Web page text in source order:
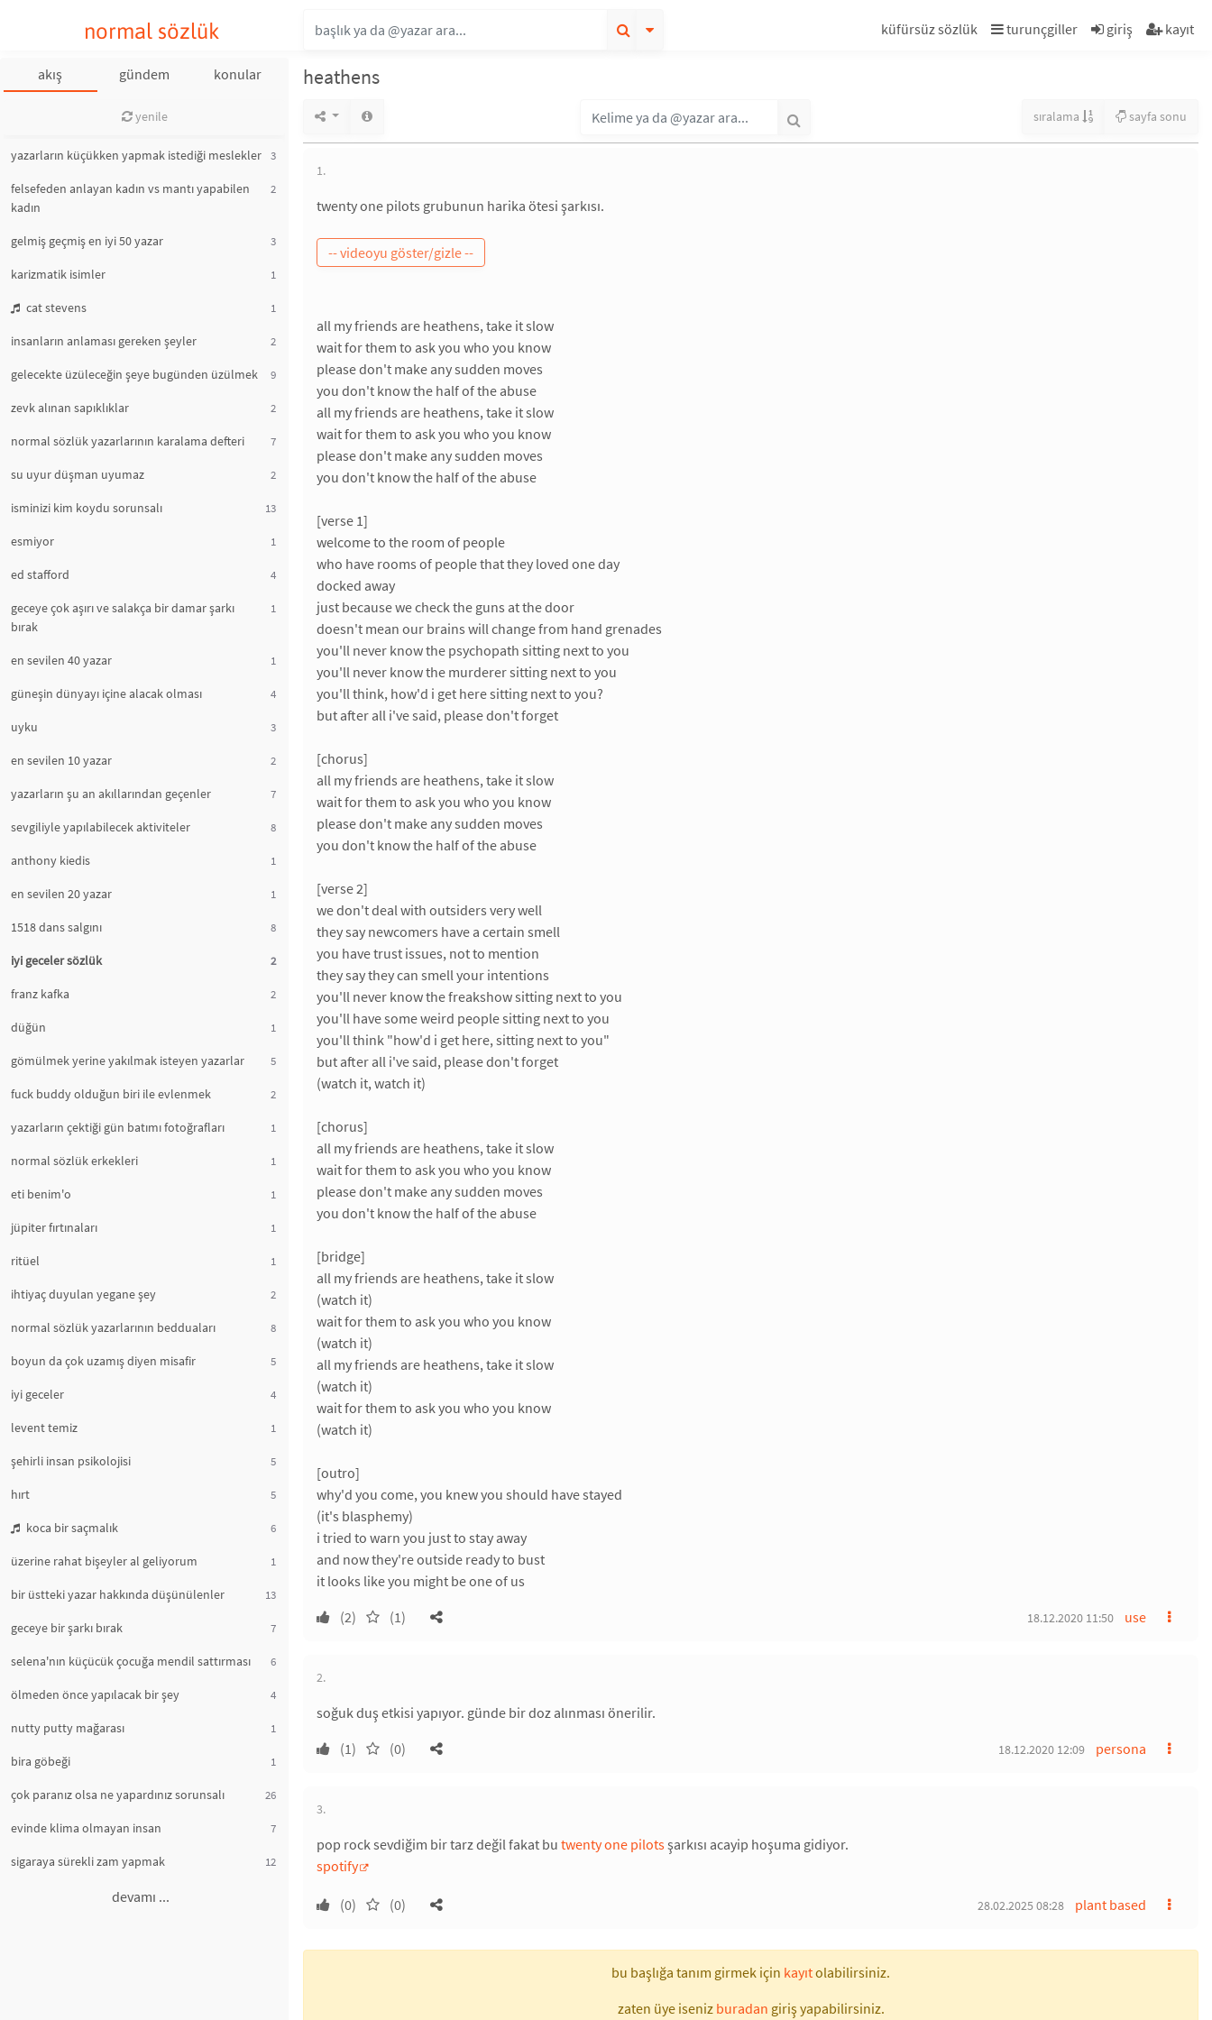
normal sözlük küfürsüz sözlük turunçgiller giriş kayıt
akış gündem konular
yenile
yazarların küçükken yapmak istediği meslekler 3
felsefeden anlayan kadın vs mantı yapabilen
kadın
2
gelmiş geçmiş en iyi 50 yazar 3
karizmatik isimler 1
cat stevens 1
insanların anlaması gereken şeyler 2
gelecekte üzüleceğin şeye bugünden üzülmek 9
zevk alınan sapıklıklar 2
normal sözlük yazarlarının karalama defteri 7
su uyur düşman uyumaz 2
isminizi kim koydu sorunsalı 13
esmiyor 1
ed stafford 4
geceye çok aşırı ve salakça bir damar şarkı
bırak
1
en sevilen 40 yazar 1
güneşin dünyayı içine alacak olması 4
uyku 3
en sevilen 10 yazar 2
yazarların şu an akıllarından geçenler 7
sevgiliyle yapılabilecek aktiviteler 8
anthony kiedis 1
en sevilen 20 yazar 1
1518 dans salgını 8
iyi geceler sözlük 2
franz kafka 2
düğün 1
gömülmek yerine yakılmak isteyen yazarlar 5
fuck buddy olduğun biri ile evlenmek 2
yazarların çektiği gün batımı fotoğrafları 1
normal sözlük erkekleri 1
eti benim'o 1
jüpiter fırtınaları 1
ritüel 1
ihtiyaç duyulan yegane şey 2
normal sözlük yazarlarının bedduaları 8
boyun da çok uzamış diyen misafir 5
iyi geceler 4
levent temiz 1
şehirli insan psikolojisi 5
hırt 5
koca bir saçmalık 6
üzerine rahat bişeyler al geliyorum 1
bir üstteki yazar hakkında düşünülenler 13
geceye bir şarkı bırak 7
selena'nın küçücük çocuğa mendil sattırması 6
ölmeden önce yapılacak bir şey 4
nutty putty mağarası 1
bira göbeği 1
çok paranız olsa ne yapardınız sorunsalı 26
evinde klima olmayan insan 7
sigaraya sürekli zam yapmak 12
devamı ...
heathens
sıralama sayfa sonu
1.
twenty one pilots grubunun harika ötesi şarkısı.
all my friends are heathens, take it slow
wait for them to ask you who you know
please don't make any sudden moves
you don't know the half of the abuse
all my friends are heathens, take it slow
wait for them to ask you who you know
please don't make any sudden moves
you don't know the half of the abuse
[verse 1]
welcome to the room of people
who have rooms of people that they loved one day
docked away
just because we check the guns at the door
doesn't mean our brains will change from hand grenades
you'll never know the psychopath sitting next to you
you'll never know the murderer sitting next to you
you'll think, how'd i get here sitting next to you?
but after all i've said, please don't forget
[chorus]
all my friends are heathens, take it slow
wait for them to ask you who you know
please don't make any sudden moves
you don't know the half of the abuse
[verse 2]
we don't deal with outsiders very well
they say newcomers have a certain smell
you have trust issues, not to mention
they say they can smell your intentions
you'll never know the freakshow sitting next to you
you'll have some weird people sitting next to you
you'll think "how'd i get here, sitting next to you"
but after all i've said, please don't forget
(watch it, watch it)
[chorus]
all my friends are heathens, take it slow
wait for them to ask you who you know
please don't make any sudden moves
you don't know the half of the abuse
[bridge]
all my friends are heathens, take it slow
(watch it)
wait for them to ask you who you know
(watch it)
all my friends are heathens, take it slow
(watch it)
wait for them to ask you who you know
(watch it)
[outro]
why'd you come, you knew you should have stayed
(it's blasphemy)
i tried to warn you just to stay away
and now they're outside ready to bust
it looks like you might be one of us
(2)
(1) use
18.12.2020 11:50
2.
soğuk duş etkisi yapıyor. günde bir doz alınması önerilir.
(1)
(0) persona
18.12.2020 12:09
3.
pop rock sevdiğim bir tarz değil fakat bu twenty one pilotsşarkısı acayip hoşuma gidiyor.
spotify
(0) (0) plant based
28.02.2025 08:28
bu başlığa tanım girmek için kayıtolabilirsiniz.
zaten üye iseniz buradan giriş yapabilirsiniz.